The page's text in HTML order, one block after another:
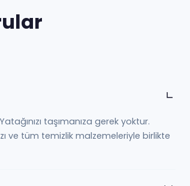
taşımanıza gerek yoktur.
ve tüm temizlik malzemeleriyle birlikte